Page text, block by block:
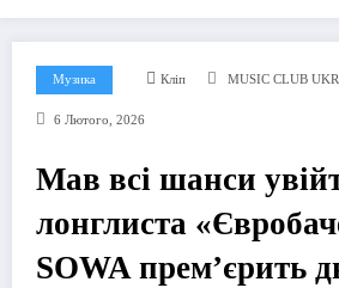
Музика Кліп MUSIC CLUB
6 Лютого, 2026
Мав всі шанси
лонглиста
SOWA премʼєрить